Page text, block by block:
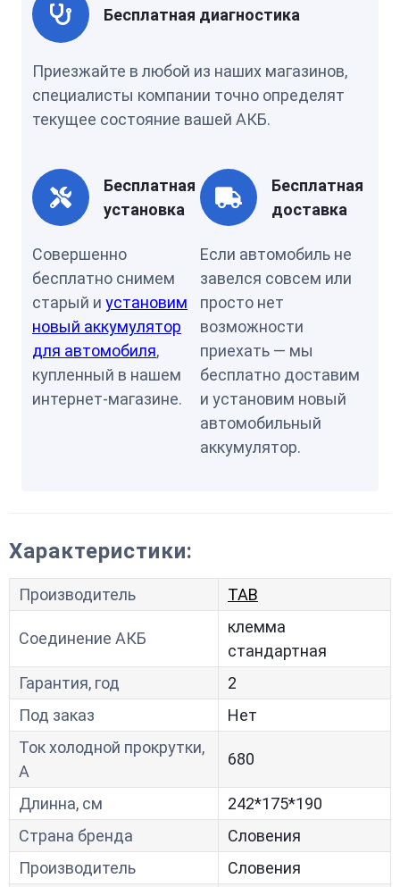
Бесплатная диагностика
Приезжайте в любой из наших магазинов,
специалисты компании точно определят
текущее состояние вашей АКБ.
Бесплатная
установка
Совершенно
бесплатно снимем
старый и установим
новый аккумулятор
для автомобиля,
купленный в нашем
интернет-магазине.
Бесплатная
доставка
Если автомобиль не
завелся совсем или
просто нет
возможности
приехать — мы
бесплатно доставим
и установим новый
автомобильный
аккумулятор.
Характеристики:
Производитель TAB
Соединение АКБ
клемма
стандартная
Гарантия, год
2
Под заказ
Нет
Ток холодной прокрутки,
A
680
Длинна, см
242*175*190
Страна бренда
Словения
Производитель
Словения